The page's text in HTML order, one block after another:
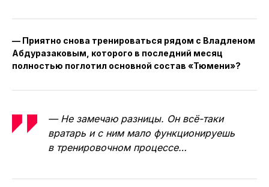
— Приятно снова тренироваться рядом с Владленом
Абдуразаковым, которого в последний месяц
полностью поглотил основной состав «Тюмени»?
— Не замечаю разницы. Он всё-таки
вратарь и с ним мало функционируешь
в тренировочном процессе…